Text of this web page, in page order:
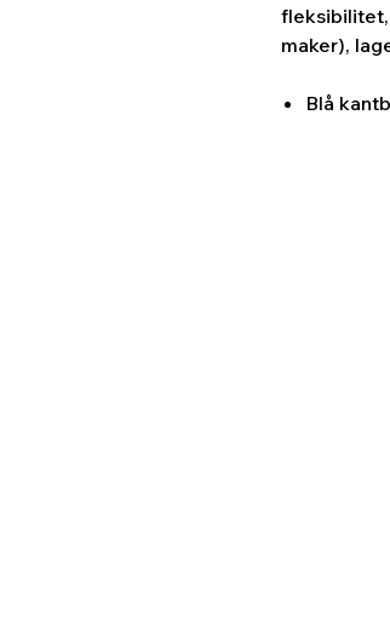
fleksibilitet,
maker),
Blå